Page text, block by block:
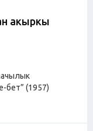
акыркы
бет” (1957)